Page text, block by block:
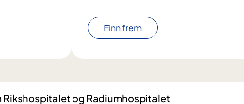
Finn frem
Rikshospitalet og Radiumhospitalet